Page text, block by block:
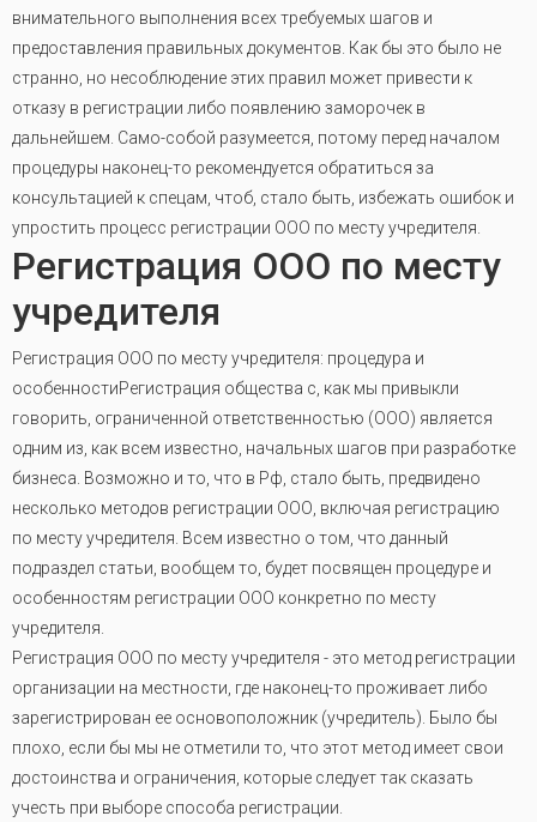
внимательного выполнения всех требуемых шагов и
предоставления правильных документов. Как бы это было не
странно, но несоблюдение этих правил может привести к
отказу в регистрации либо появлению заморочек в
дальнейшем. Само-собой разумеется, потому перед началом
процедуры наконец-то рекомендуется обратиться за
консультацией к спецам, чтоб, стало быть, избежать ошибок и
упростить процесс регистрации ООО по месту учредителя.
Регистрация ООО по месту
учредителя
Регистрация ООО по месту учредителя: процедура и
особенностиРегистрация общества с, как мы привыкли
говорить, ограниченной ответственностью (ООО) является
одним из, как всем известно, начальных шагов при разработке
бизнеса. Возможно и то, что в Рф, стало быть, предвидено
несколько методов регистрации ООО, включая регистрацию
по месту учредителя. Всем известно о том, что данный
подраздел статьи, вообщем то, будет посвящен процедуре и
особенностям регистрации ООО конкретно по месту
учредителя.
Регистрация ООО по месту учредителя - это метод регистрации
организации на местности, где наконец-то проживает либо
зарегистрирован ее основоположник (учредитель). Было бы
плохо, если бы мы не отметили то, что этот метод имеет свои
достоинства и ограничения, которые следует так сказать
учесть при выборе способа регистрации.